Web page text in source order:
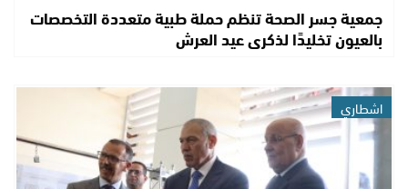
جمعية جسر الصحة تنظم حملة طبية متعددة التخصصات
بالعيون تخليدًا لذكرى عيد العرش
اشطاري